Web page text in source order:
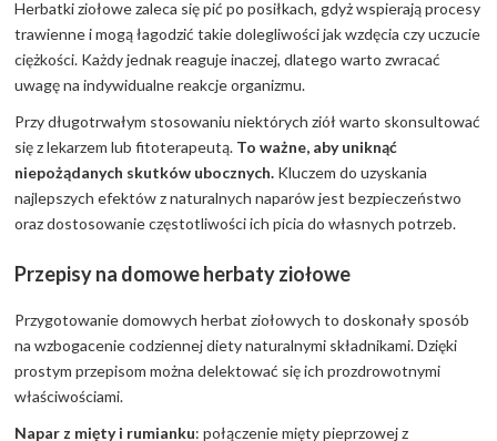
Herbatki ziołowe zaleca się pić po posiłkach, gdyż wspierają procesy
trawienne i mogą łagodzić takie dolegliwości jak wzdęcia czy uczucie
ciężkości. Każdy jednak reaguje inaczej, dlatego warto zwracać
uwagę na indywidualne reakcje organizmu.
Przy długotrwałym stosowaniu niektórych ziół warto skonsultować
się z lekarzem lub fitoterapeutą. To ważne, aby uniknąć
niepożądanych skutków ubocznych. Kluczem do uzyskania
najlepszych efektów z naturalnych naparów jest bezpieczeństwo
oraz dostosowanie częstotliwości ich picia do własnych potrzeb.
Przepisy na domowe herbaty ziołowe
Przygotowanie domowych herbat ziołowych to doskonały sposób
na wzbogacenie codziennej diety naturalnymi składnikami. Dzięki
prostym przepisom można delektować się ich prozdrowotnymi
właściwościami.
Napar z mięty i rumianku: połączenie mięty pieprzowej z